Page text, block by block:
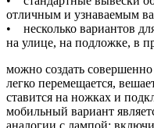
отличным и узнаваемым
• несколько вариантов
на улице, на подложке, в
можно создать
легко перемещается,
ставится на ножках и
мобильный вариант
аналогии с лампой: